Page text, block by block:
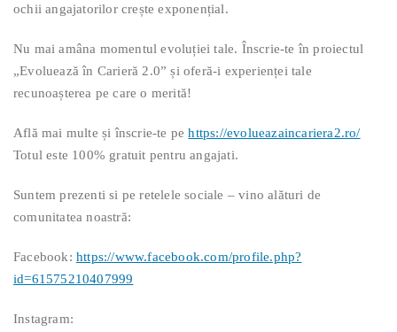
ochii angajatorilor crește exponențial.
Nu mai amâna momentul evoluției tale. Înscrie-te în proiectul
„Evoluează în Carieră 2.0” și oferă-i experienței tale
recunoașterea pe care o merită!
Află mai multe și înscrie-te pehttps://evolueazaincariera2.ro/
Totul este 100% gratuit pentru angajati.
Suntem prezenti si pe retelele sociale – vino alături de
comunitatea noastră:
Facebook: https://www.facebook.com/profile.php?
id=61575210407999
Instagram: